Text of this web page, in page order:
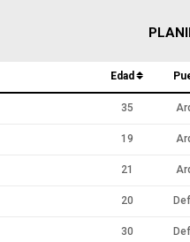
Edad
35
19
21
20
30